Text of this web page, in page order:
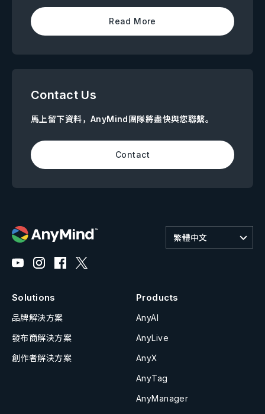
Read More
Contact Us
馬上留下資料，AnyMind團隊將盡快與您聯繫。
Contact
繁體中文
Solutions
品牌解決方案
發布商解決方案
創作者解決方案
Products
AnyAI
AnyLive
AnyX
AnyTag
AnyManager